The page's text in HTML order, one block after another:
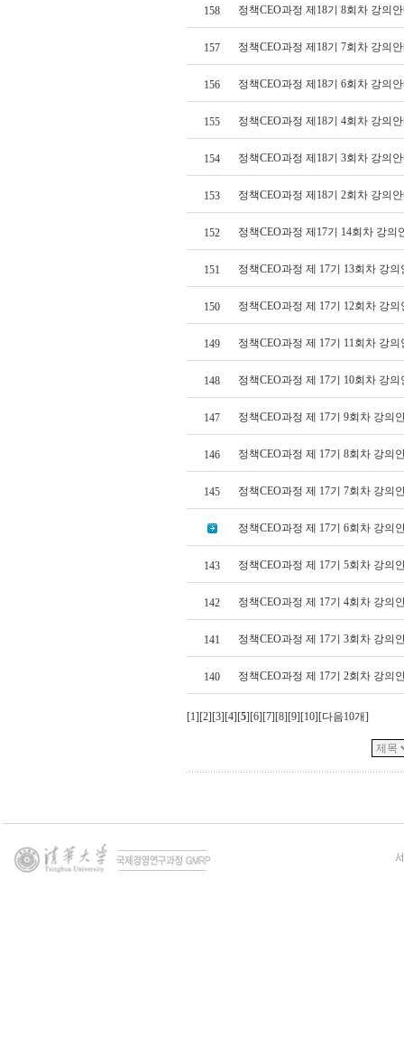
158 정책CEO과정 제18기 8회차 강의
157 정책CEO과정 제18기 7회차 강의
156 정책CEO과정 제18기 6회차 강의
155 정책CEO과정 제18기 4회차 강의
154 정책CEO과정 제18기 3회차 강의
153 정책CEO과정 제18기 2회차 강의
152 정책CEO과정 제17기 14회차 강의
151 정책CEO과정 제 17기 13회차 강
150 정책CEO과정 제 17기 12회차 강
149 정책CEO과정 제 17기 11회차 강
148 정책CEO과정 제 17기 10회차 강
147 정책CEO과정 제 17기 9회차 강의
146 정책CEO과정 제 17기 8회차 강의
145 정책CEO과정 제 17기 7회차 강의
정책CEO과정 제 17기 6회차 강의
143 정책CEO과정 제 17기 5회차 강의
142 정책CEO과정 제 17기 4회차 강의
141 정책CEO과정 제 17기 3회차 강의
140 정책CEO과정 제 17기 2회차 강의
[1][2][3][4][5][6][7][8][9][10][다음10개]